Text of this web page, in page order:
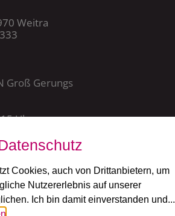
Weitra
Groß Gerungs
Uhr,
Weitra
Cookies, auch von Drittanbietern, um
Nutzererlebnis auf unserer
Ich bin damit einverstanden und...